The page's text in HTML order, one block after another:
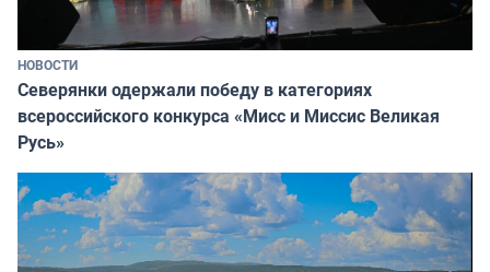
НОВОСТИ
Северянки одержали победу в категориях
всероссийского конкурса «Мисс и Миссис Великая
Русь»